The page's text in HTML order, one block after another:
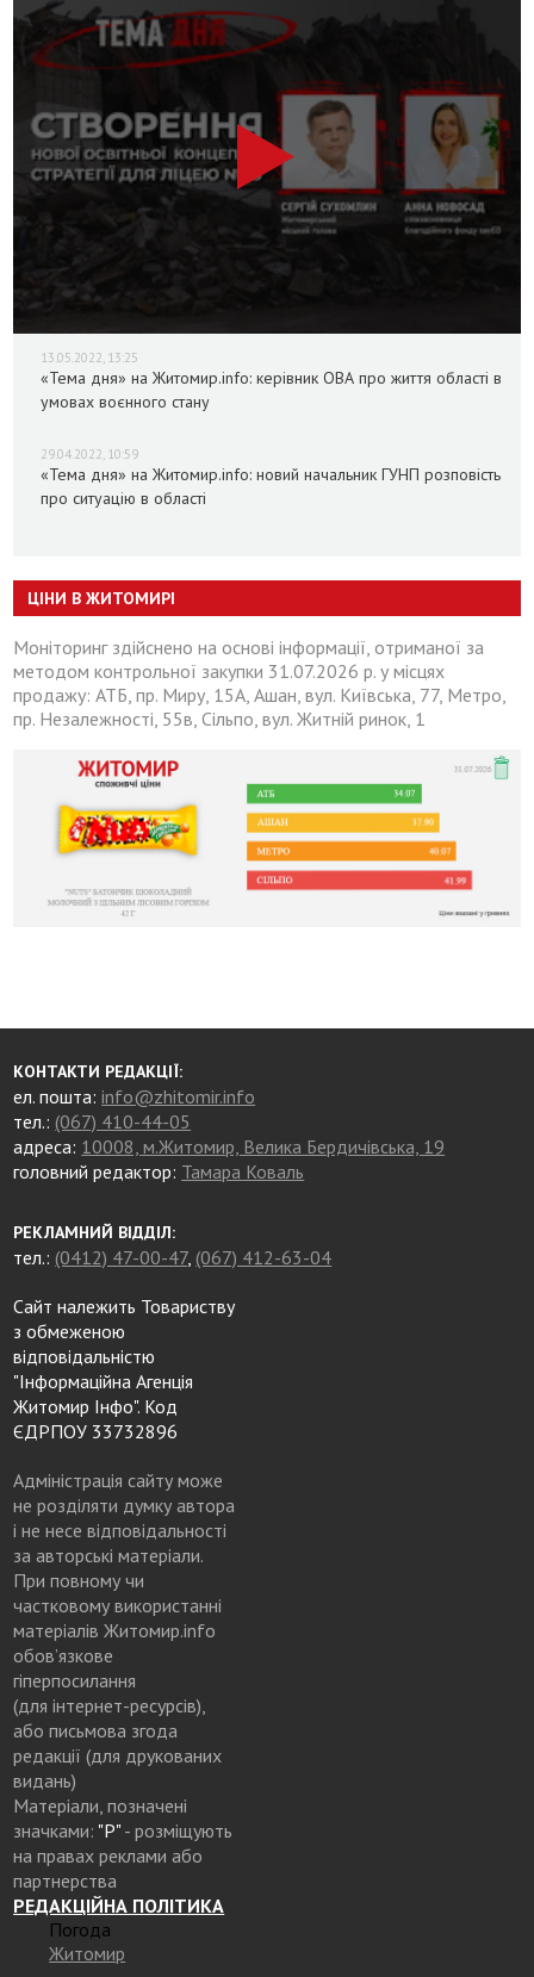
13.05.2022, 13:25
«Тема дня» на Житомир.info: керівник ОВА про життя області в
умовах воєнного стану
29.04.2022, 10:59
«Тема дня» на Житомир.info: новий начальник ГУНП розповість
про ситуацію в області
ЦІНИ В ЖИТОМИРІ
Моніторинг здійснено на основі інформації, отриманої за
методом контрольної закупки 31.07.2026 р. у місцях
продажу: АТБ, пр. Миру, 15А, Ашан, вул. Київська, 77, Метро,
пр. Незалежності, 55в, Сільпо, вул. Житній ринок, 1
КОНТАКТИ РЕДАКЦІЇ:
ел. пошта:info@zhitomir.info
тел.: (067) 410-44-05
адреса: 10008, м.Житомир, Велика Бердичівська, 19
головний редактор: Тамара Коваль
РЕКЛАМНИЙ ВІДДІЛ:
тел.: (0412) 47-00-47, (067) 412-63-04
Сайт належить Товариству
з обмеженою
відповідальністю
"Інформаційна Агенція
Житомир Інфо". Код
ЄДРПОУ 33732896
Адміністрація сайту може
не розділяти думку автора
і не несе відповідальності
за авторські матеріали.
При повному чи
частковому використанні
матеріалів Житомир.info
обов’язкове
гіперпосилання
(для інтернет-ресурсів),
або письмова згода
редакції (для друкованих
видань)
Матеріали, позначені
значками: "Р"- розміщують
на правах реклами або
партнерства
РЕДАКЦІЙНА ПОЛІТИКА
Погода
Житомир